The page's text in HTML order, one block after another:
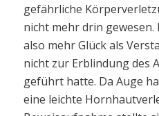
gefährliche
nicht mehr drin
also mehr Glück als
nicht zur Erblindung des
geführt hatte. Da Auge
eine leichte